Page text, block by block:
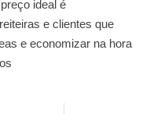
ideal é
e clientes que
e economizar na hora